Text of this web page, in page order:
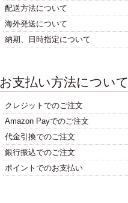
配送方法について
海外発送について
納期、日時指定について
お支払い方法について
クレジットでのご注文
Amazon Payでのご注文
代金引換でのご注文
銀行振込でのご注文
ポイントでのお支払い